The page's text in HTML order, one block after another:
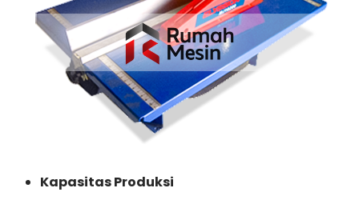
Kapasitas Produksi